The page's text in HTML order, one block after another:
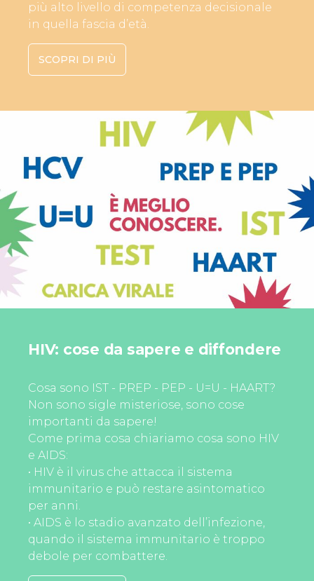
più alto livello di competenza decisionale
in quella fascia d’età.
SCOPRI DI PIÙ
HIV: cose da sapere e diffondere
Cosa sono IST - PREP - PEP - U=U - HAART?
Non sono sigle misteriose, sono cose
importanti da sapere!
Come prima cosa chiariamo cosa sono HIV
e AIDS:
• HIV è il virus che attacca il sistema
immunitario e può restare asintomatico
per anni.
• AIDS è lo stadio avanzato dell’infezione,
quando il sistema immunitario è troppo
debole per combattere.